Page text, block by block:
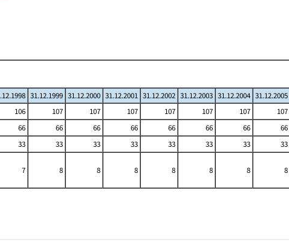
31.12.1999 31.12.2000 31.12.2001 31.12.2002 31.12.2003 31.12.2004 31.12.2005
106 107 107 107 107 107 107
107
66 66 66 66 66 66 66
66
33 33 33 33 33 33 33
33
7 8 8 8 8 8 8 8